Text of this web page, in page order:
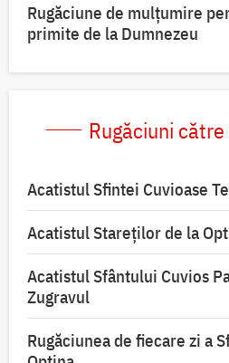
Rugăciune de mulțumire
primite de la Dumnezeu
Rugăciuni
Acatistul Sfintei Cuvioase
Acatistul Stareţilor de la
Acatistul Sfântului Cuvios
Zugravul
Rugăciunea de fiecare zi a